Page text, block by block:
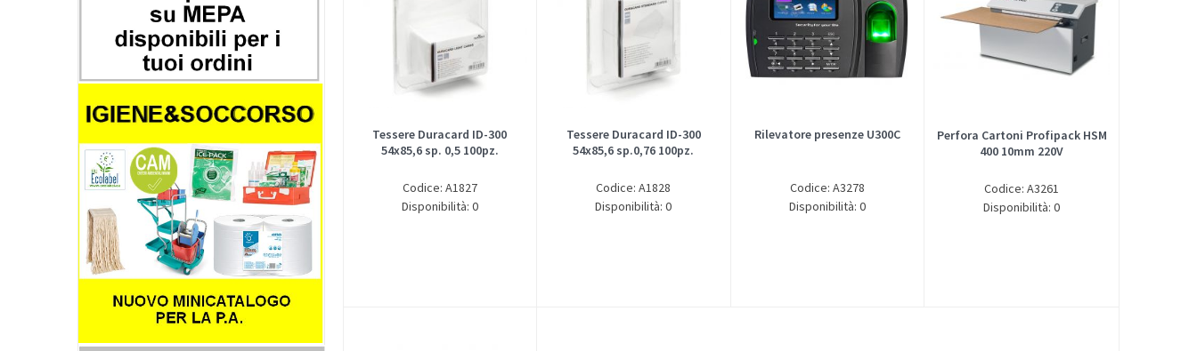
Tessere Duracard ID-300
54x85,6 sp. 0,5 100pz.
Codice: A1827
Disponibilità: 0
Tessere Duracard ID-300
54x85,6 sp.0,76 100pz.
Codice: A1828
Disponibilità: 0
Rilevatore presenze U300C
Codice: A3278
Disponibilità: 0
Perfora Cartoni Profipack HSM
400 10mm 220V
Codice: A3261
Disponibilità: 0